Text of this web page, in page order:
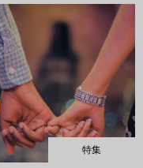
特集